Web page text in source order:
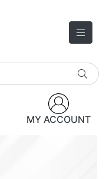
MY ACCOUNT